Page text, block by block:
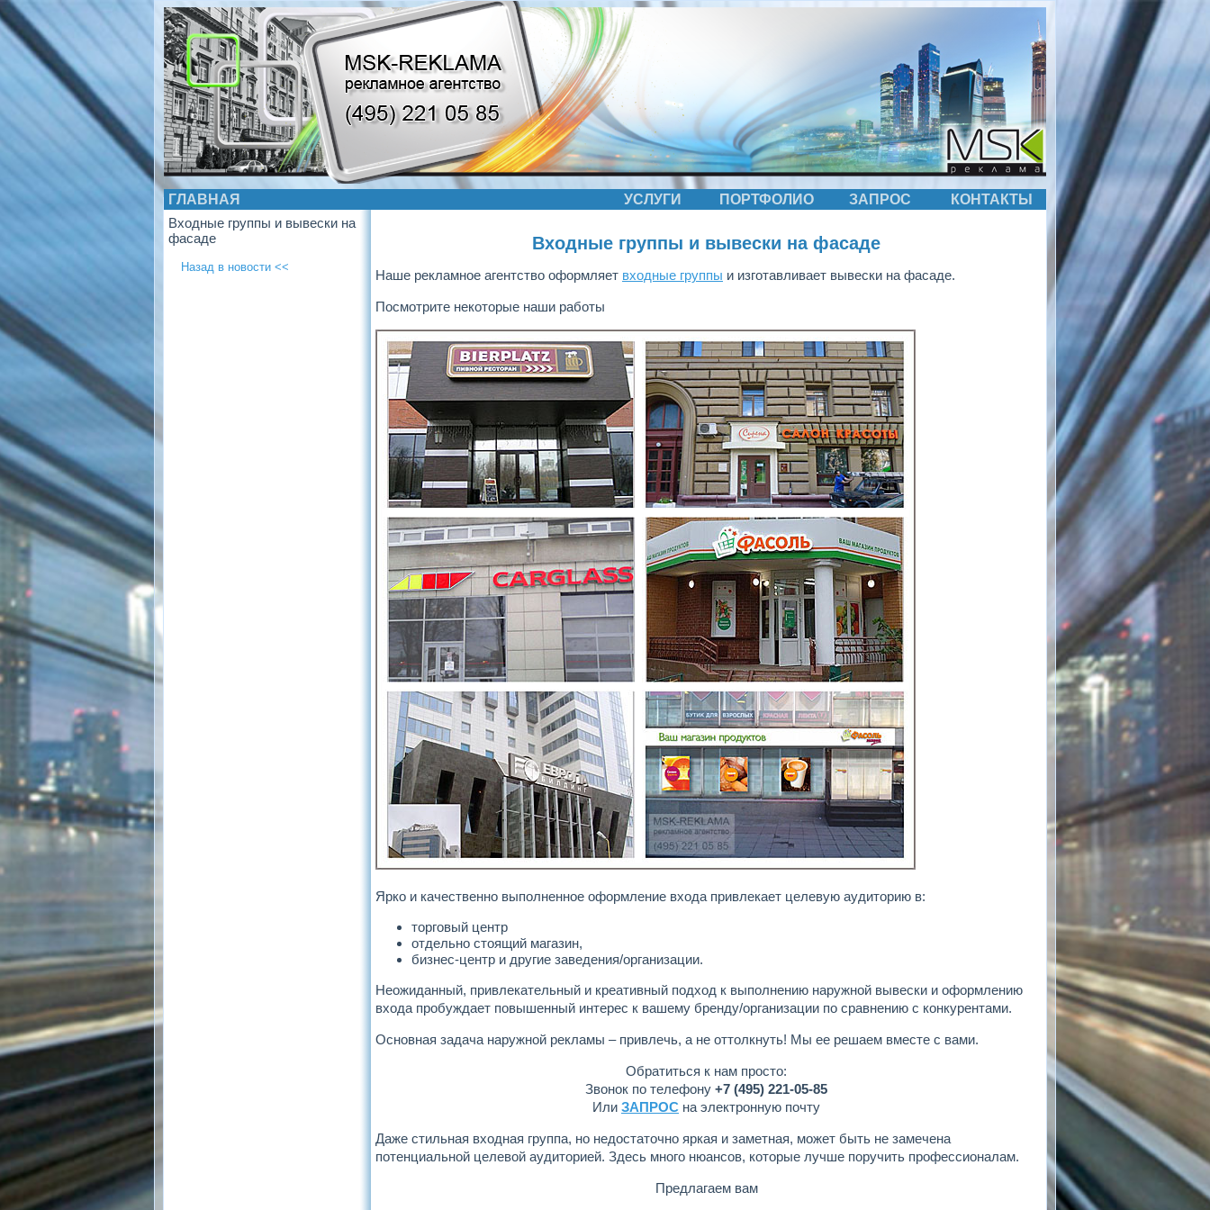
ГЛАВНАЯ УСЛУГИ ПОРТФОЛИО ЗАПРОС
КОНТАКТЫ
Входные группы и вывески на
фасаде
Назад в новости <<
Входные группы и вывески на фасаде
Наше рекламное агентство оформляет входные группы и изготавливает вывески на фасаде.
Посмотрите некоторые наши работы
Ярко и качественно выполненное оформление входа привлекает целевую аудиторию в:
торговый центр
отдельно стоящий магазин,
бизнес-центр и другие заведения/организации.
Неожиданный, привлекательный и креативный подход к выполнению наружной вывески и оформлению
входа пробуждает повышенный интерес к вашему бренду/организации по сравнению с конкурентами.
Основная задача наружной рекламы – привлечь, а не оттолкнуть! Мы ее решаем вместе с вами.
Обратиться к нам просто:
Звонок по телефону +7 (495) 221-05-85
Или ЗАПРОС на электронную почту
Даже стильная входная группа, но недостаточно яркая и заметная, может быть не замечена
потенциальной целевой аудиторией. Здесь много нюансов, которые лучше поручить профессионалам.
Предлагаем вам